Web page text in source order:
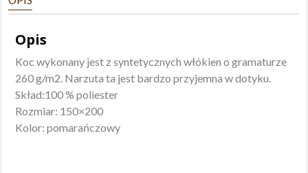
Opis
Koc wykonany jest z syntetycznych włókien o gramaturze
260 g/m2. Narzuta ta jest bardzo przyjemna w dotyku.
Skład:100 % poliester
Rozmiar: 150×200
Kolor: pomarańczowy